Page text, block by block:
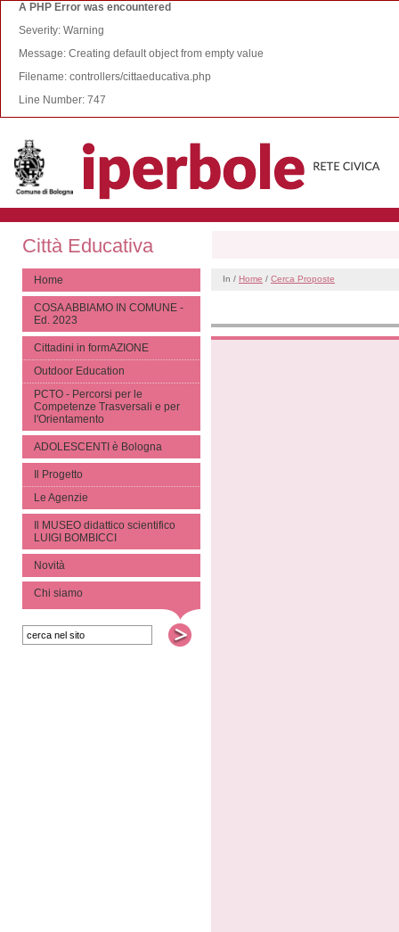
A PHP Error was encountered
Severity: Warning
Message: Creating default object from empty value
Filename: controllers/cittaeducativa.php
Line Number: 747
Città Educativa
Home
COSA ABBIAMO IN COMUNE -
Ed. 2023
Cittadini in formAZIONE
Outdoor Education
PCTO - Percorsi per le
Competenze Trasversali e per
l'Orientamento
ADOLESCENTI è Bologna
Il Progetto
Le Agenzie
Il MUSEO didattico scientifico
LUIGI BOMBICCI
Novità
Chi siamo
In / Home / Cerca Proposte